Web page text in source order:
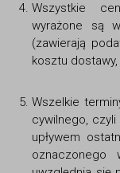
Wszystkie
wyrażone są
(zawierają
kosztu
Wszelkie
cywilnego,
upływem